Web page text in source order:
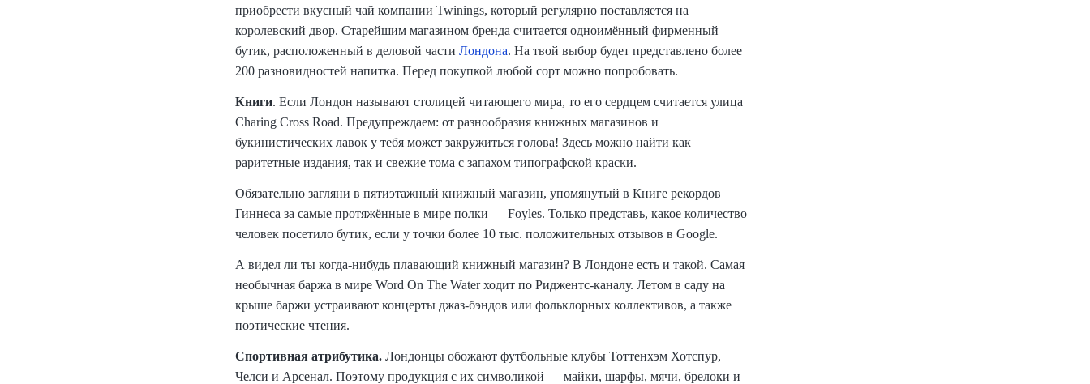
приобрести вкусный чай компании Twinings, который регулярно поставляется на
королевский двор. Старейшим магазином бренда считается одноимённый фирменный
бутик, расположенный в деловой части Лондона. На твой выбор будет представлено более
200 разновидностей напитка. Перед покупкой любой сорт можно попробовать.
Книги. Если Лондон называют столицей читающего мира, то его сердцем считается улица
Charing Cross Road. Предупреждаем: от разнообразия книжных магазинов и
букинистических лавок у тебя может закружиться голова! Здесь можно найти как
раритетные издания, так и свежие тома с запахом типографской краски.
Обязательно загляни в пятиэтажный книжный магазин, упомянутый в Книге рекордов
Гиннеса за самые протяжённые в мире полки — Foyles. Только представь, какое количество
человек посетило бутик, если у точки более 10 тыс. положительных отзывов в Google.
А видел ли ты когда-нибудь плавающий книжный магазин? В Лондоне есть и такой. Самая
необычная баржа в мире Word On The Water ходит по Риджентс-каналу. Летом в саду на
крыше баржи устраивают концерты джаз-бэндов или фольклорных коллективов, а также
поэтические чтения.
Спортивная атрибутика. Лондонцы обожают футбольные клубы Тоттенхэм Хотспур,
Челси и Арсенал. Поэтому продукция с их символикой — майки, шарфы, мячи, брелоки и